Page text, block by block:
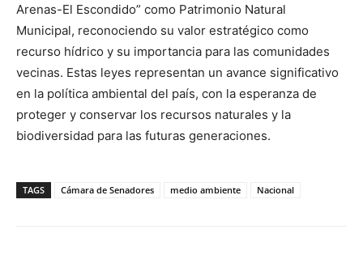
Arenas-El Escondido” como Patrimonio Natural
Municipal, reconociendo su valor estratégico como
recurso hídrico y su importancia para las comunidades
vecinas. Estas leyes representan un avance significativo
en la política ambiental del país, con la esperanza de
proteger y conservar los recursos naturales y la
biodiversidad para las futuras generaciones.
TAGS Cámara de Senadores medio ambiente Nacional